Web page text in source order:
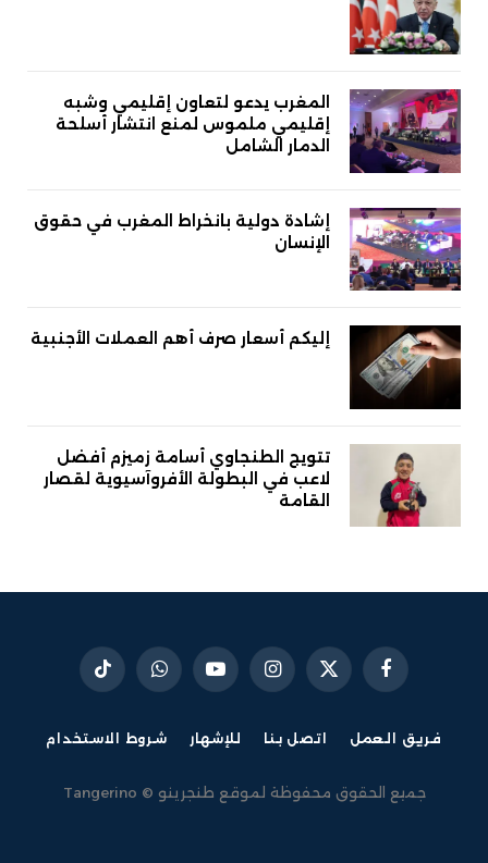
المغرب يدعو لتعاون إقليمي وشبه
إقليمي ملموس لمنع انتشار أسلحة
الدمار الشامل
إشادة دولية بانخراط المغرب في حقوق
الإنسان
إليكم أسعار صرف أهم العملات الأجنبية
تتويج الطنجاوي أسامة زميزم أفضل
لاعب في البطولة الأفروآسيوية لقصار
القامة
فيسبوكX
الانستغراميوتيوب واتساب تيكتوك
فريق العمل اتصل بنا للإشهار شروط الاستخدام
جميع الحقوق محفوظة لموقع طنجرينو © Tangerino